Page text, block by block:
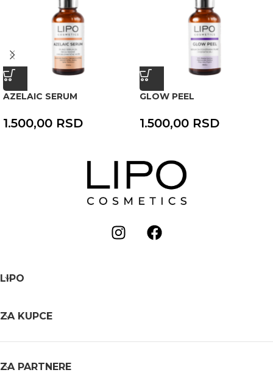
AZELAIC SERUM
1.500,00 RSD
GLOW PEEL
1.500,00 RSD
LIPO
ZA KUPCE
ZA PARTNERE